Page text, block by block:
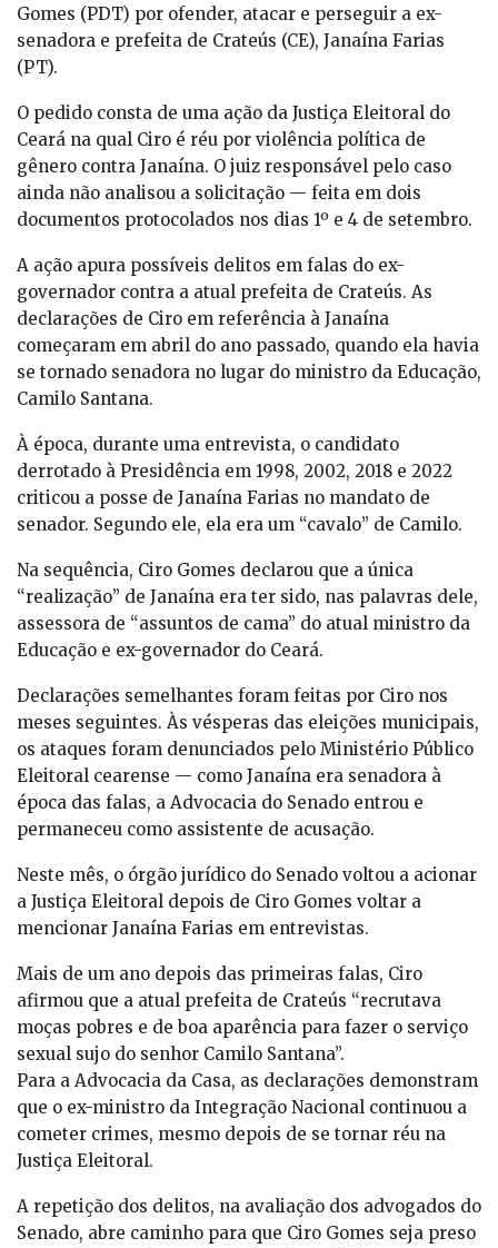
Gomes (PDT) por ofender, atacar e perseguir a ex-
senadora e prefeita de Crateús (CE), Janaína Farias
(PT).
O pedido consta de uma ação da Justiça Eleitoral do
Ceará na qual Ciro é réu por violência política de
gênero contra Janaína. O juiz responsável pelo caso
ainda não analisou a solicitação — feita em dois
documentos protocolados nos dias 1º e 4 de setembro.
A ação apura possíveis delitos em falas do ex-
governador contra a atual prefeita de Crateús. As
declarações de Ciro em referência à Janaína
começaram em abril do ano passado, quando ela havia
se tornado senadora no lugar do ministro da Educação,
Camilo Santana.
À época, durante uma entrevista, o candidato
derrotado à Presidência em 1998, 2002, 2018 e 2022
criticou a posse de Janaína Farias no mandato de
senador. Segundo ele, ela era um “cavalo” de Camilo.
Na sequência, Ciro Gomes declarou que a única
“realização” de Janaína era ter sido, nas palavras dele,
assessora de “assuntos de cama” do atual ministro da
Educação e ex-governador do Ceará.
Declarações semelhantes foram feitas por Ciro nos
meses seguintes. Às vésperas das eleições municipais,
os ataques foram denunciados pelo Ministério Público
Eleitoral cearense — como Janaína era senadora à
época das falas, a Advocacia do Senado entrou e
permaneceu como assistente de acusação.
Neste mês, o órgão jurídico do Senado voltou a acionar
a Justiça Eleitoral depois de Ciro Gomes voltar a
mencionar Janaína Farias em entrevistas.
Mais de um ano depois das primeiras falas, Ciro
afirmou que a atual prefeita de Crateús “recrutava
moças pobres e de boa aparência para fazer o serviço
sexual sujo do senhor Camilo Santana”.
Para a Advocacia da Casa, as declarações demonstram
que o ex-ministro da Integração Nacional continuou a
cometer crimes, mesmo depois de se tornar réu na
Justiça Eleitoral.
A repetição dos delitos, na avaliação dos advogados do
Senado, abre caminho para que Ciro Gomes seja preso